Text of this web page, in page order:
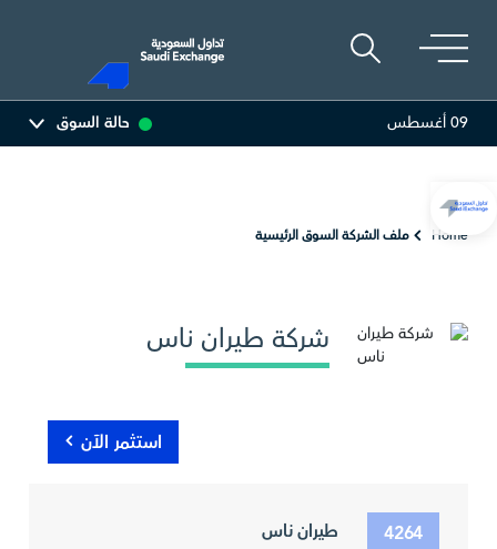
09 أغسطس حالة السوق
Home ملف الشركة السوق الرئيسية
شركة طيران ناس
استثمر الآن
4264 طيران ناس